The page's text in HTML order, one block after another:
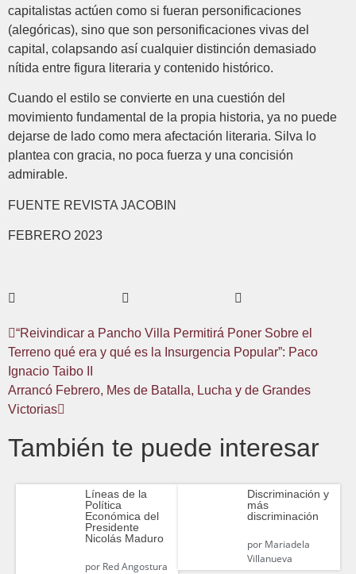
capitalistas actúen como si fueran personificaciones
(alegóricas), sino que son personificaciones vivas del
capital, colapsando así cualquier distinción demasiado
nítida entre figura literaria y contenido histórico.
Cuando el estilo se convierte en una cuestión del
movimiento fundamental de la propia historia, ya no puede
dejarse de lado como mera afectación literaria. Silva lo
plantea con gracia, no poca fuerza y una concisión
admirable.
FUENTE REVISTA JACOBIN
FEBRERO 2023
“Reivindicar a Pancho Villa Permitirá Poner Sobre el
Terreno qué era y qué es la Insurgencia Popular”: Paco
Ignacio Taibo II
Arrancó Febrero, Mes de Batalla, Lucha y de Grandes
Victorias
También te puede interesar
Líneas de la
Política
Económica del
Presidente
Nicolás Maduro
porRed Angostura
Discriminación y
más
discriminación
porMariadela
Villanueva